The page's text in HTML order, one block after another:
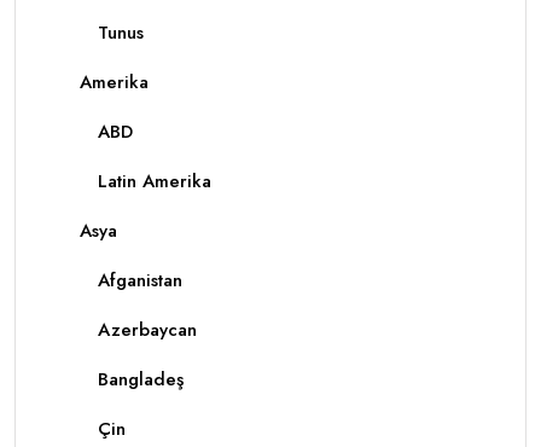
Tunus
Amerika
ABD
Latin Amerika
Asya
Afganistan
Azerbaycan
Bangladeş
Çin